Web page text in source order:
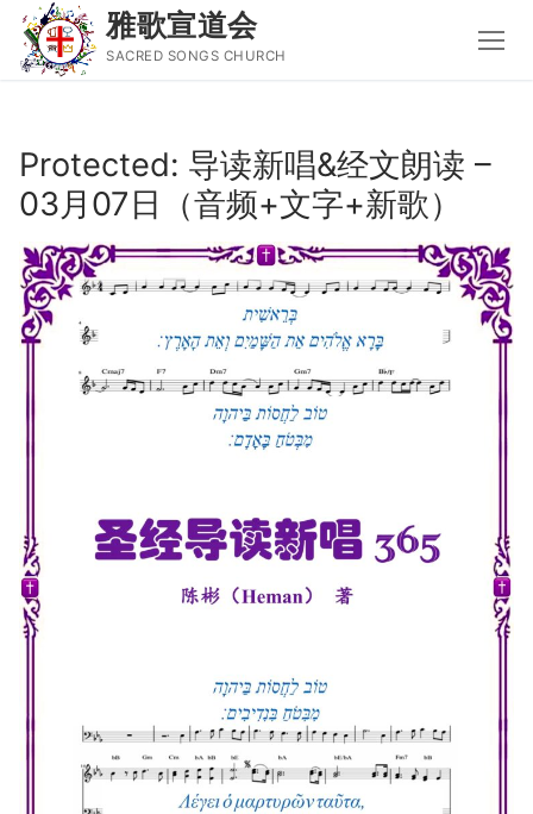
content
雅歌宣道会
SACRED SONGS CHURCH
Search
主页
主日讲道
圣经导读新唱
属灵书籍
宣教事工
神学研究
Protected: 导读新唱&经文朗读 –
03月07日（音频+文字+新歌）